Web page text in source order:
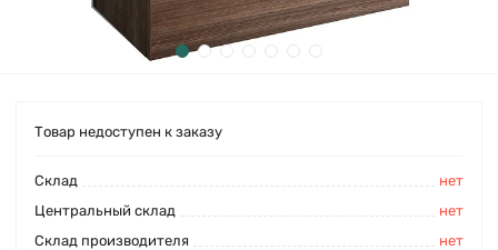
Товар недоступен к заказу
Cклад
нет
Центральный склад
нет
Склад производителя
нет